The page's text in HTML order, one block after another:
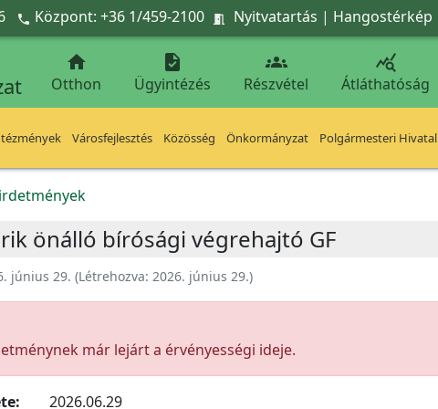
 Központ: +36 1/459-2100  Nyitvatartás | Hangostérkép

Otthon

Ügyintézés

Részvétel

Átláthatóság
Városfejlesztés Közösség Önkormányzat Polgármesteri Hivatal
önálló bírósági végrehajtó GF
június 29. (Létrehozva: 2026. június 29.)
már lejárt a érvényességi ideje.
2026.06.29